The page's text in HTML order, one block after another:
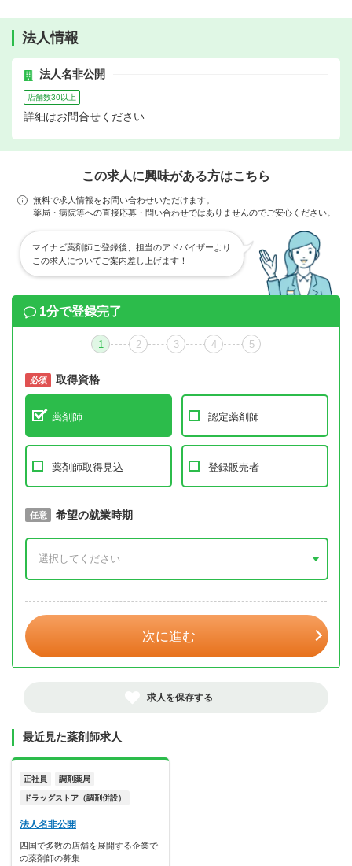
法人情報
法人名非公開
店舗数30以上
詳細はお問合せください
この求人に興味がある方はこちら
無料で求人情報をお問い合わせいただけます。
薬局・病院等への直接応募・問い合わせではありませんのでご安心ください。
マイナビ薬剤師ご登録後、担当のアドバイザーより
この求人についてご案内差し上げます！
1分で登録完了
1 2 3 4 5
必須 取得資格
薬剤師 認定薬剤師
薬剤師取得見込 登録販売者
必須 取得予定年
任意 希望の就業時期
次に進む
求人を保存する
最近見た薬剤師求人
正社員 調剤薬局
ドラッグストア（調剤併設）
法人名非公開
四国で多数の店舗を展開する企業で
の薬剤師の募集